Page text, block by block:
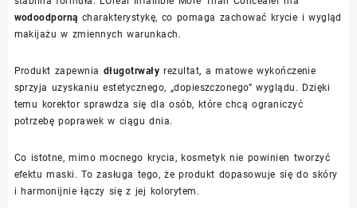
wodoodporną charakterystykę, co pomaga zachować krycie i wygląd
makijażu w zmiennych warunkach.
Produkt zapewnia długotrwały rezultat, a matowe wykończenie
sprzyja uzyskaniu estetycznego, „dopieszczonego” wyglądu. Dzięki
temu korektor sprawdza się dla osób, które chcą ograniczyć
potrzebę poprawek w ciągu dnia.
Co istotne, mimo mocnego krycia, kosmetyk nie powinien tworzyć
efektu maski. To zasługa tego, że produkt dopasowuje się do skóry
i harmonijnie łączy się z jej kolorytem.